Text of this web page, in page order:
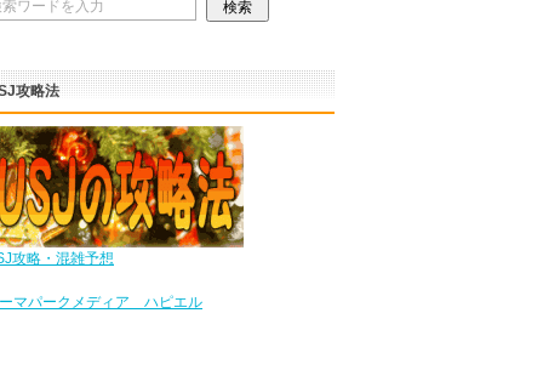
攻略法
攻略・混雑予想
マパークメディア ハピエル